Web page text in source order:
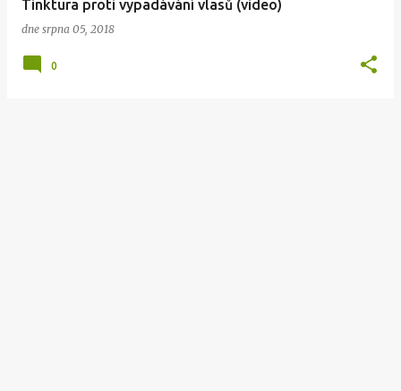
Tinktura proti vypadávání vlasů (video)
dne srpna 05, 2018
0